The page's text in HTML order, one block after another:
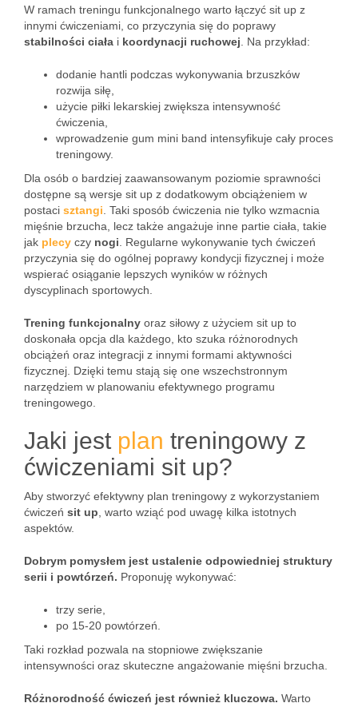
W ramach treningu funkcjonalnego warto łączyć sit up z
innymi ćwiczeniami, co przyczynia się do poprawy
stabilności ciała i koordynacji ruchowej . Na przykład:
dodanie hantli podczas wykonywania brzuszków
rozwija siłę,
użycie piłki lekarskiej zwiększa intensywność
ćwiczenia,
wprowadzenie gum mini band intensyfikuje cały proces
treningowy.
Dla osób o bardziej zaawansowanym poziomie sprawności
dostępne są wersje sit up z dodatkowym obciążeniem w
postaci sztangi . Taki sposób ćwiczenia nie tylko wzmacnia
mięśnie brzucha, lecz także angażuje inne partie ciała, takie
jak plecy czy nogi . Regularne wykonywanie tych ćwiczeń
przyczynia się do ogólnej poprawy kondycji fizycznej i może
wspierać osiąganie lepszych wyników w różnych
dyscyplinach sportowych.
Trening funkcjonalny oraz siłowy z użyciem sit up to
doskonała opcja dla każdego, kto szuka różnorodnych
obciążeń oraz integracji z innymi formami aktywności
fizycznej. Dzięki temu stają się one wszechstronnym
narzędziem w planowaniu efektywnego programu
treningowego.
Jaki jest plan treningowy z
ćwiczeniami sit up?
Aby stworzyć efektywny plan treningowy z wykorzystaniem
ćwiczeń sit up , warto wziąć pod uwagę kilka istotnych
aspektów.
Dobrym pomysłem jest ustalenie odpowiedniej struktury
serii i powtórzeń. Proponuję wykonywać:
trzy serie,
po 15-20 powtórzeń.
Taki rozkład pozwala na stopniowe zwiększanie
intensywności oraz skuteczne angażowanie mięśni brzucha.
Różnorodność ćwiczeń jest również kluczowa. Warto